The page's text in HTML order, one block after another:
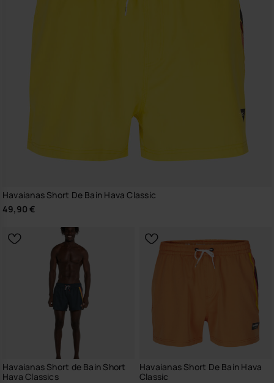
Havaianas Short De Bain Hava Classic
49,90 €
Havaianas Short de Bain Short
Hava Classics
Havaianas Short De Bain Hava
Classic